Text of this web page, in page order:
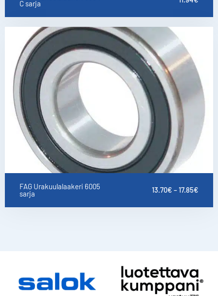
C sarja
FAG Urakuulalaakeri 6005
sarja
13.70€ –17.85€